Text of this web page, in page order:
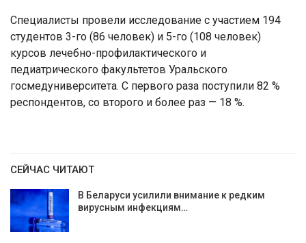
Специалисты провели исследование с участием 194
студентов 3-го (86 человек) и 5-го (108 человек)
курсов лечебно-профилактического и
педиатрического факультетов Уральского
госмедуниверситета. С первого раза поступили 82 %
респондентов, со второго и более раз — 18 %.
СЕЙЧАС ЧИТАЮТ
В Беларуси усилили внимание к редким
вирусным инфекциям…